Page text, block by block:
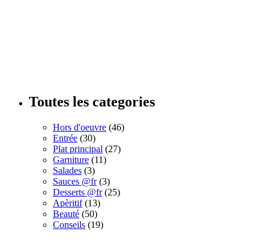
Toutes les categories
Hors d'oeuvre (46)
Entrée (30)
Plat principal (27)
Garniture (11)
Salades (3)
Sauces @fr(3)
Desserts @fr(25)
Apèritif(13)
Beauté (50)
Conseils (19)